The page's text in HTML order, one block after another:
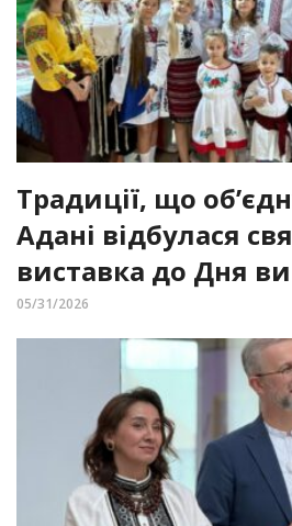
Традиції, що
Адані відбулася
виставка до Дня
05/31/2026